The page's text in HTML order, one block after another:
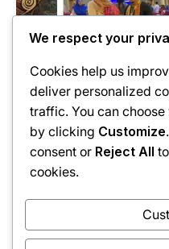
Story June 13, 2026
Antara
Perpisahan
We respect your
Cookies help us
deliver personalized
traffic. You can
by clicking Customize
consent or Reject All
cookies.